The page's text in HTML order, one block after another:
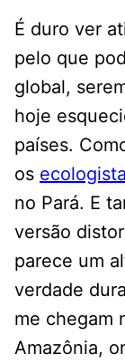
É duro ver
pelo que
global,
hoje
países.
os
no Pará. E
versão
parece um
verdade
me chegam
Amazônia,